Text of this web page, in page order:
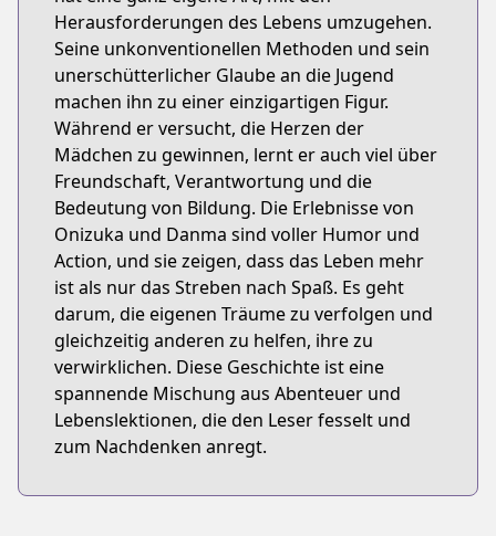
Herausforderungen des Lebens umzugehen.
Seine unkonventionellen Methoden und sein
unerschütterlicher Glaube an die Jugend
machen ihn zu einer einzigartigen Figur.
Während er versucht, die Herzen der
Mädchen zu gewinnen, lernt er auch viel über
Freundschaft, Verantwortung und die
Bedeutung von Bildung. Die Erlebnisse von
Onizuka und Danma sind voller Humor und
Action, und sie zeigen, dass das Leben mehr
ist als nur das Streben nach Spaß. Es geht
darum, die eigenen Träume zu verfolgen und
gleichzeitig anderen zu helfen, ihre zu
verwirklichen. Diese Geschichte ist eine
spannende Mischung aus Abenteuer und
Lebenslektionen, die den Leser fesselt und
zum Nachdenken anregt.